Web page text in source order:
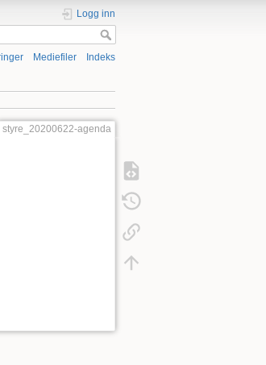
Logg inn
Mediefiler Indeks
styre_20200622-agenda